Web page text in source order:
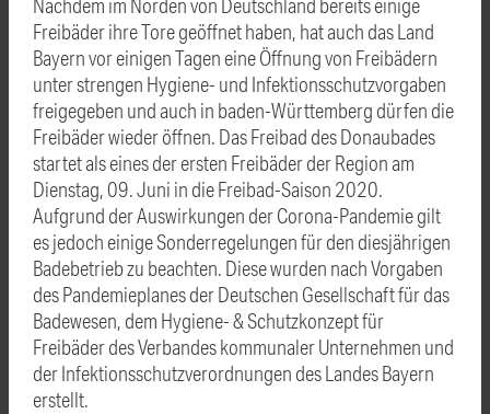
Nachdem im Norden von Deutschland bereits einige
Freibäder ihre Tore geöffnet haben, hat auch das Land
Bayern vor einigen Tagen eine Öffnung von Freibädern
unter strengen Hygiene- und Infektionsschutzvorgaben
freigegeben und auch in baden-Württemberg dürfen die
Freibäder wieder öffnen. Das Freibad des Donaubades
startet als eines der ersten Freibäder der Region am
Dienstag, 09. Juni in die Freibad-Saison 2020.
Aufgrund der Auswirkungen der Corona-Pandemie gilt
es jedoch einige Sonderregelungen für den diesjährigen
Badebetrieb zu beachten. Diese wurden nach Vorgaben
des Pandemieplanes der Deutschen Gesellschaft für das
Badewesen, dem Hygiene- & Schutzkonzept für
Freibäder des Verbandes kommunaler Unternehmen und
der Infektionsschutzverordnungen des Landes Bayern
erstellt.